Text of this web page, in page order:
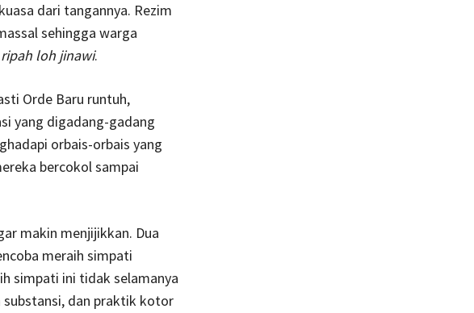
dari tangannya. Rezim
sehingga warga
loh jinawi.
Orde Baru runtuh,
yang digadang-gadang
orbais-orbais yang
bercokol sampai
makin menjijikkan. Dua
meraih simpati
simpati ini tidak selamanya
substansi, dan praktik kotor